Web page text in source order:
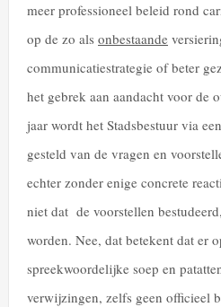
meer professioneel beleid rond
op de zo als onbestaande
communicatiestrategie of beter
het gebrek aan aandacht voor de
jaar wordt het Stadsbestuur via
gesteld van de vragen en
echter zonder enige concrete
niet dat de voorstellen
worden. Nee, dat betekent dat er
spreekwoordelijke soep en
verwijzingen, zelfs geen officieel